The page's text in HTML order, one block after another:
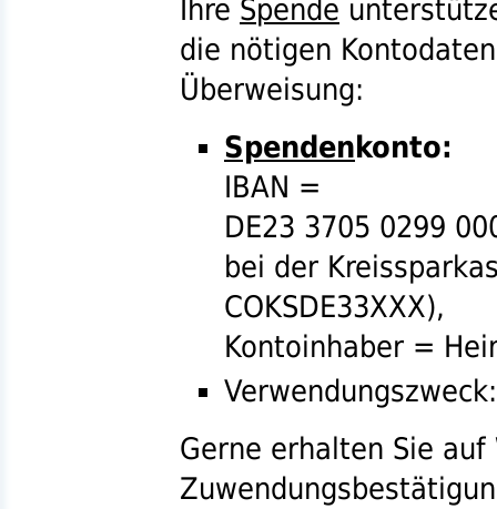
Ihre Spende
die nötigen
Überweisung:
Spendenkonto:
IBAN =
DE23 3705 0299
bei der
COKSDE33XXX),
Kontoinhaber =
Gerne erhalten Sie